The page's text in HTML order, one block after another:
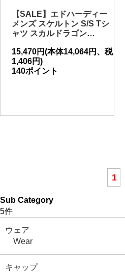
【SALE】エドハーディー
メンズ スケルトン S/S Tシ
ャツ スカルドラゴン…
15,470円(本体14,064円、税
1,406円)
140ポイント
1
Sub Category
5件
ウェア
Wear
キャップ